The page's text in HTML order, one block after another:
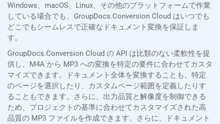
Windows、macOS、Linux、その他のプラットフォームで作業
している場合でも、GroupDocs.Conversion Cloud はいつでも
どこでもシームレスで正確なドキュメント変換を保証しま
す。
GroupDocs.Conversion Cloud の API は比類のない柔軟性を提
供し、M4A から MP3 への変換を特定の要件に合わせてカスタ
マイズできます。ドキュメント全体を変換することも、特定
のページを選択したり、カスタムページ範囲を定義したりす
ることもできます。さらに、出力品質と解像度を制御できる
ため、プロジェクトの基準に合わせてカスタマイズされた高
品質の MP3 ファイルを作成できます。さらに、ドキュメント